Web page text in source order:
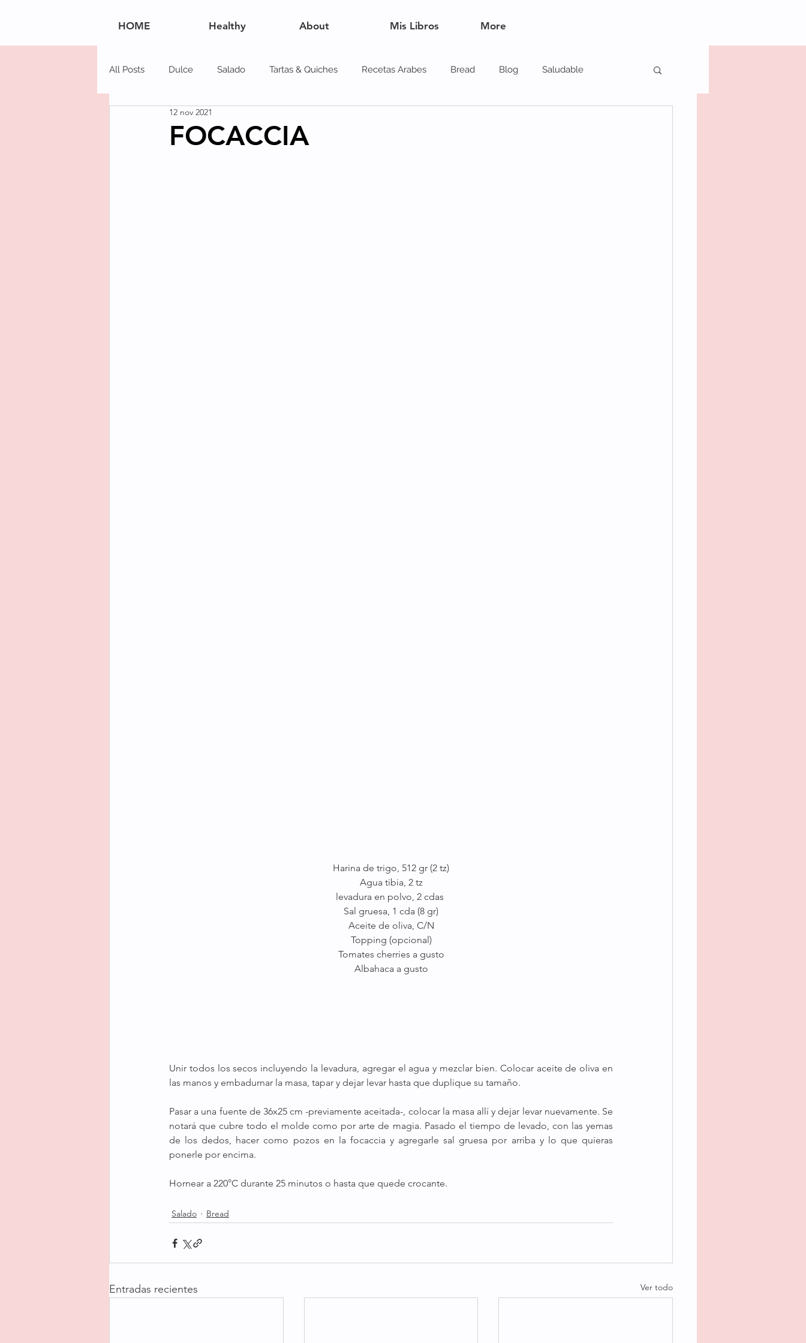
HOME Healthy About Mis Libros More
All Posts Dulce Salado Tartas & Quiches Recetas Arabes Bread Blog Saludable
Postres
FOCACCIA
12 nov 2021
Harina de trigo, 512 gr (2 tz)
Agua tibia, 2 tz
levadura en polvo, 2 cdas
Sal gruesa, 1 cda (8 gr)
Aceite de oliva, C/N
Topping (opcional)
Tomates cherries a gusto
Albahaca a gusto
Unir todos los secos incluyendo la levadura, agregar el agua y mezclar bien. Colocar aceite de oliva en
las manos y embadurnar la masa, tapar y dejar levar hasta que duplique su tamaño.
Pasar a una fuente de 36x25 cm -previamente aceitada-, colocar la masa allí y dejar levar nuevamente. Se
notará que cubre todo el molde como por arte de magia. Pasado el tiempo de levado, con las yemas
de los dedos, hacer como pozos en la focaccia y agregarle sal gruesa por arriba y lo que quieras
ponerle por encima.
Hornear a 220°C durante 25 minutos o hasta que quede crocante.
Salado Bread
Entradas recientes Ver todo